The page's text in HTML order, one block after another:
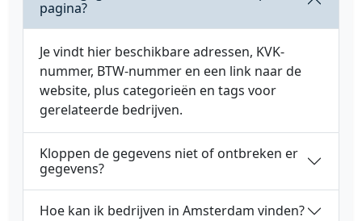
pagina?
Je vindt hier beschikbare adressen, KVK-
nummer, BTW-nummer en een link naar de
website, plus categorieën en tags voor
gerelateerde bedrijven.
Kloppen de gegevens niet of ontbreken er
gegevens?
Hoe kan ik bedrijven in Amsterdam vinden?